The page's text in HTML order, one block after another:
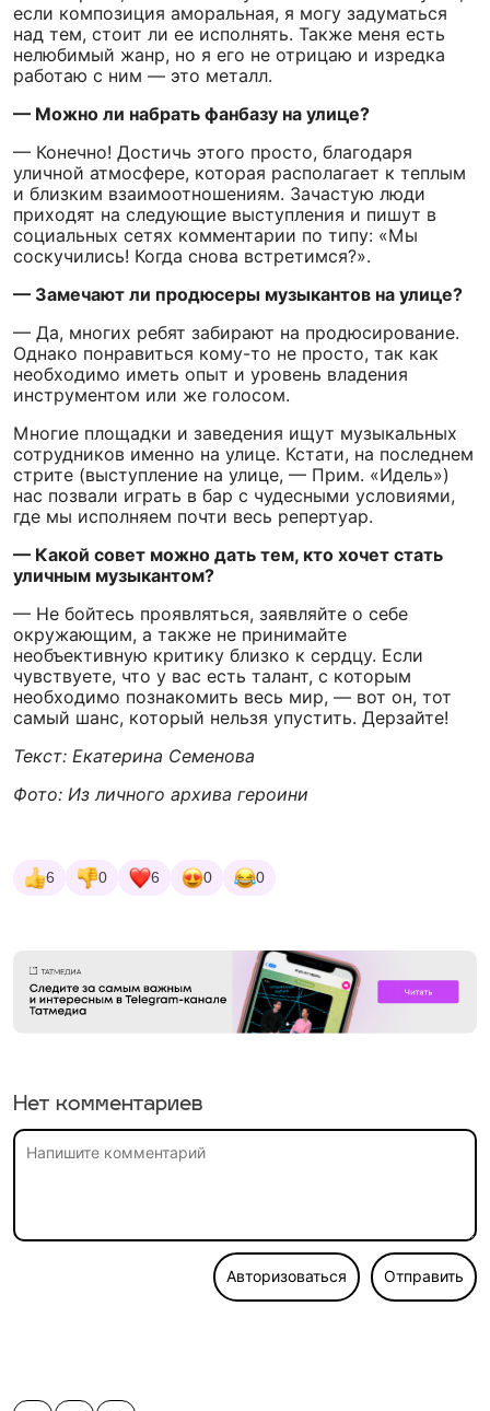
если композиция аморальная, я могу задуматься
над тем, стоит ли ее исполнять. Также меня есть
нелюбимый жанр, но я его не отрицаю и изредка
работаю с ним — это металл.
— Можно ли набрать фанбазу на улице?
— Конечно! Достичь этого просто, благодаря
уличной атмосфере, которая располагает к теплым
и близким взаимоотношениям. Зачастую люди
приходят на следующие выступления и пишут в
социальных сетях комментарии по типу: «Мы
соскучились! Когда снова встретимся?».
— Замечают ли продюсеры музыкантов на улице?
— Да, многих ребят забирают на продюсирование.
Однако понравиться кому-то не просто, так как
необходимо иметь опыт и уровень владения
инструментом или же голосом.
Многие площадки и заведения ищут музыкальных
сотрудников именно на улице. Кстати, на последнем
стрите (выступление на улице, — Прим. «Идель»)
нас позвали играть в бар с чудесными условиями,
где мы исполняем почти весь репертуар.
— Какой совет можно дать тем, кто хочет стать
уличным музыкантом?
— Не бойтесь проявляться, заявляйте о себе
окружающим, а также не принимайте
необъективную критику близко к сердцу. Если
чувствуете, что у вас есть талант, с которым
необходимо познакомить весь мир, — вот он, тот
самый шанс, который нельзя упустить. Дерзайте!
Текст: Екатерина Семенова
Фото: Из личного архива героини
6 0 6 0 0
Нет комментариев
Авторизоваться Отправить